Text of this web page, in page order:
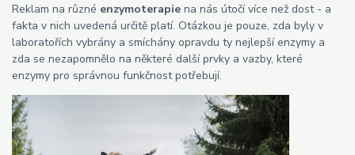
Reklam na různé enzymoterapie na nás útočí více než dost - a
fakta v nich uvedená určitě platí. Otázkou je pouze, zda byly v
laboratořích vybrány a smíchány opravdu ty nejlepší enzymy a
zda se nezapomnělo na některé další prvky a vazby, které
enzymy pro správnou funkčnost potřebují.